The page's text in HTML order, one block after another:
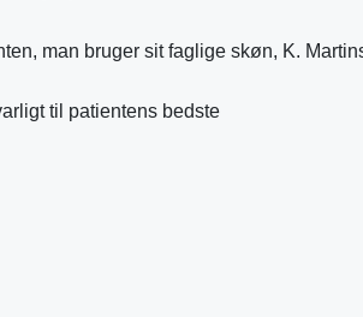
man bruger sit faglige skøn, K.
til patientens bedste